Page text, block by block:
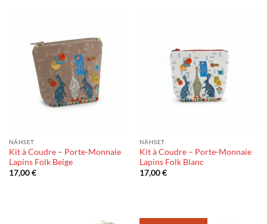
NÄHSET
Kit à Coudre – Porte-Monnaie
Lapins Folk Beige
17,00€
NÄHSET
Kit à Coudre – Porte-Monnaie
Lapins Folk Blanc
17,00€